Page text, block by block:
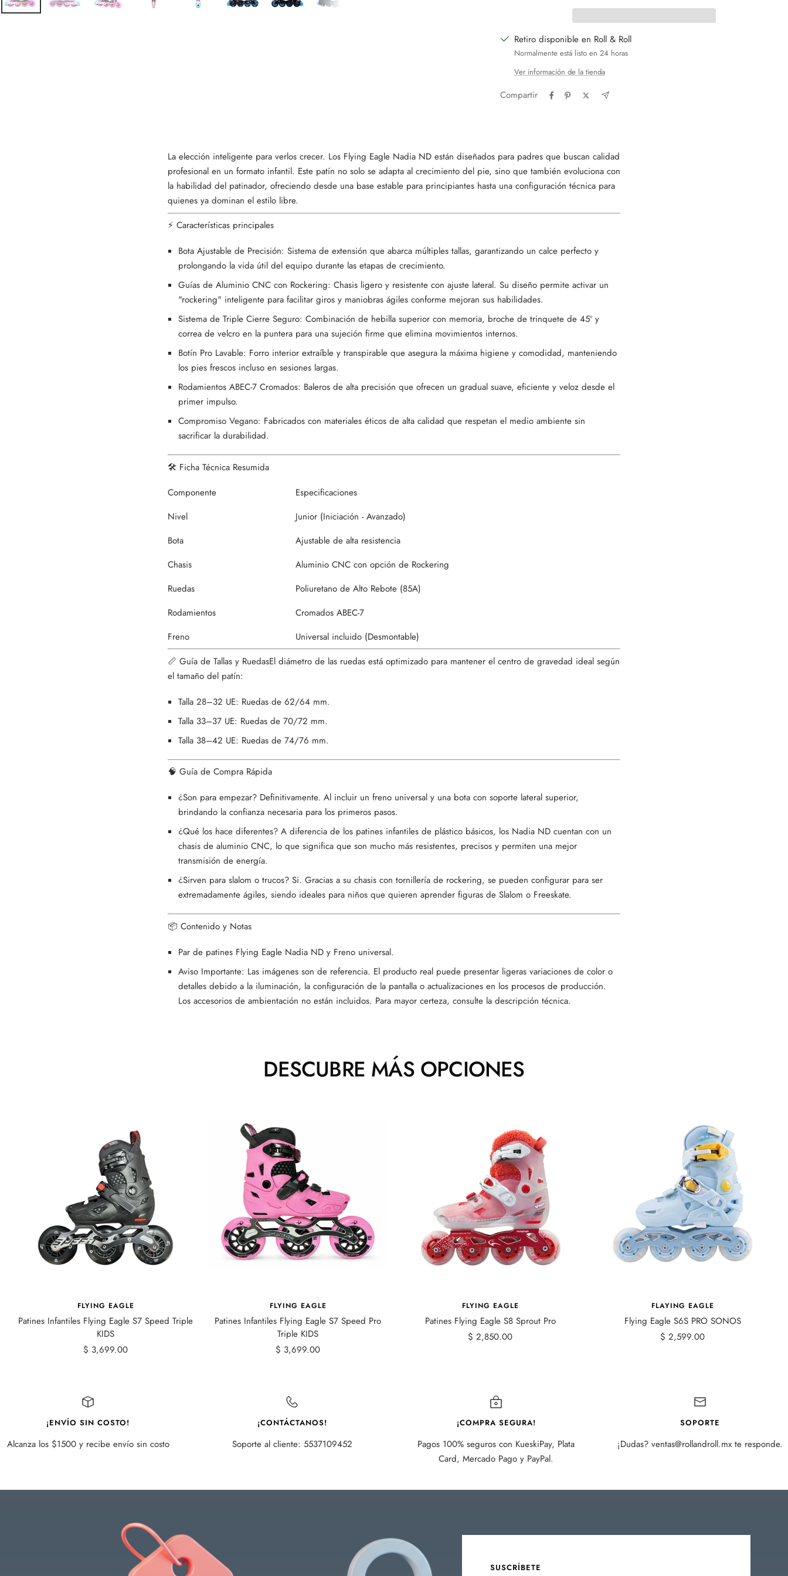
Retiro disponible en Roll & Roll
Normalmente está listo en 24 horas
Ver información de la tienda
Compartir
La elección inteligente para verlos crecer. Los Flying Eagle Nadia ND están diseñados para padres que buscan calidad
profesional en un formato infantil. Este patín no solo se adapta al crecimiento del pie, sino que también evoluciona con
la habilidad del patinador, ofreciendo desde una base estable para principiantes hasta una configuración técnica para
quienes ya dominan el estilo libre.
⚡ Características principales
Bota Ajustable de Precisión: Sistema de extensión que abarca múltiples tallas, garantizando un calce perfecto y
prolongando la vida útil del equipo durante las etapas de crecimiento.
Guías de Aluminio CNC con Rockering: Chasis ligero y resistente con ajuste lateral. Su diseño permite activar un
"rockering" inteligente para facilitar giros y maniobras ágiles conforme mejoran sus habilidades.
Sistema de Triple Cierre Seguro: Combinación de hebilla superior con memoria, broche de trinquete de 45º y
correa de velcro en la puntera para una sujeción firme que elimina movimientos internos.
Botín Pro Lavable: Forro interior extraíble y transpirable que asegura la máxima higiene y comodidad, manteniendo
los pies frescos incluso en sesiones largas.
Rodamientos ABEC-7 Cromados: Baleros de alta precisión que ofrecen un gradual suave, eficiente y veloz desde el
primer impulso.
Compromiso Vegano: Fabricados con materiales éticos de alta calidad que respetan el medio ambiente sin
sacrificar la durabilidad.
🛠️ Ficha Técnica Resumida
Componente
Especificaciones
Nivel
Junior (Iniciación - Avanzado)
Bota
Ajustable de alta resistencia
Chasis
Aluminio CNC con opción de Rockering
Ruedas
Poliuretano de Alto Rebote (85A)
Rodamientos
Cromados ABEC-7
Freno
Universal incluido (Desmontable)
📏 Guía de Tallas y RuedasEl diámetro de las ruedas está optimizado para mantener el centro de gravedad ideal según
el tamaño del patín:
Talla 28–32 UE: Ruedas de 62/64 mm.
Talla 33–37 UE: Ruedas de 70/72 mm.
Talla 38–42 UE: Ruedas de 74/76 mm.
🧠 Guía de Compra Rápida
¿Son para empezar? Definitivamente. Al incluir un freno universal y una bota con soporte lateral superior,
brindando la confianza necesaria para los primeros pasos.
¿Qué los hace diferentes? A diferencia de los patines infantiles de plástico básicos, los Nadia ND cuentan con un
chasis de aluminio CNC, lo que significa que son mucho más resistentes, precisos y permiten una mejor
transmisión de energía.
¿Sirven para slalom o trucos? Si. Gracias a su chasis con tornillería de rockering, se pueden configurar para ser
extremadamente ágiles, siendo ideales para niños que quieren aprender figuras de Slalom o Freeskate.
📦 Contenido y Notas
Par de patines Flying Eagle Nadia ND y Freno universal.
Aviso Importante: Las imágenes son de referencia. El producto real puede presentar ligeras variaciones de color o
detalles debido a la iluminación, la configuración de la pantalla o actualizaciones en los procesos de producción.
Los accesorios de ambientación no están incluidos. Para mayor certeza, consulte la descripción técnica.
DESCUBRE MÁS OPCIONES
FLYING EAGLE
Patines Infantiles Flying Eagle S7 Speed Triple
KIDS
Precio
$ 3,699.00
FLYING EAGLE
Patines Infantiles Flying Eagle S7 Speed Pro
Triple KIDS
Precio
$ 3,699.00
FLYING EAGLE
Patines Flying Eagle S8 Sprout Pro
Precio
$ 2,850.00
FLAYING EAGLE
Flying Eagle S6S PRO SONOS
Precio
$ 2,599.00
¡ENVÍO SIN COSTO!
Alcanza los $1500 y recibe envío sin costo
¡CONTÁCTANOS!
Soporte al cliente: 5537109452
¡COMPRA SEGURA!
Pagos 100% seguros con KueskiPay, Plata
Card, Mercado Pago y PayPal.
SOPORTE
¡Dudas? ventas@rollandroll.mx te responde.
SUSCRÍBETE